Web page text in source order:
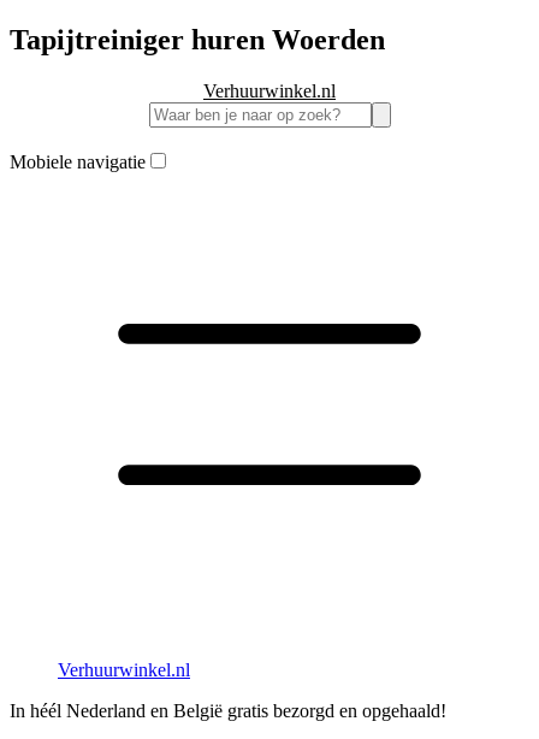
Tapijtreiniger huren Woerden
Verhuurwinkel.nl
Mobiele navigatie
Verhuurwinkel.nl
In héél Nederland en België gratis bezorgd en opgehaald!